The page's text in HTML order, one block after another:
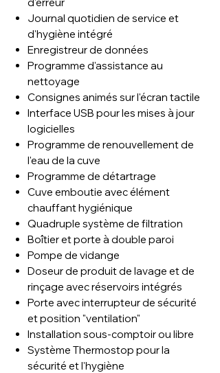
Journal quotidien de service et
d'hygiène intégré
Enregistreur de données
Programme d'assistance au
nettoyage
Consignes animés sur l'écran tactile
Interface USB pour les mises à jour
logicielles
Programme de renouvellement de
l'eau de la cuve
Programme de détartrage
Cuve emboutie avec élément
chauffant hygiénique
Quadruple système de filtration
Boîtier et porte à double paroi
Pompe de vidange
Doseur de produit de lavage et de
rinçage avec réservoirs intégrés
Porte avec interrupteur de sécurité
et position "ventilation"
Installation sous-comptoir ou libre
Système Thermostop pour la
sécurité et l'hygiène